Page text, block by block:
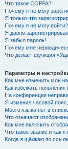
Что такое COPPA?
Почему я не могу
Я только что
Почему я не могу войти?
Я давно
Я забыл пароль!
Почему мне
Что делает функция
Параметры и
Как мне изменить мои
Как избежать
На конференции
Я изменил часовой
Моего языка нет в
Что означают
Как мне включить
Что такое звание и как
Когда я щёлкаю по